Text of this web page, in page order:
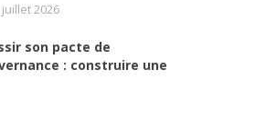
2026
son pacte de
: construire une